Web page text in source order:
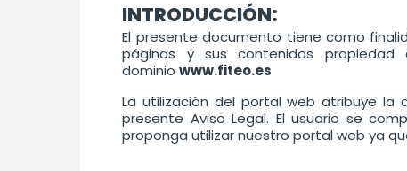
INTRODUCCIÓN:
El presente documento tiene como
páginas y sus contenidos propiedad
dominiowww.fiteo.es
La utilización del portal web atribuye la
presente Aviso Legal. El usuario se
proponga utilizar nuestro portal web ya